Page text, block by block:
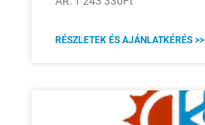
RÉSZLETEK ÉS AJÁNLATKÉRÉS >>